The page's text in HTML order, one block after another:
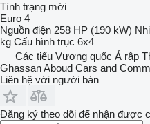
Tình trạng mới
Euro 4
Nguồn điện 258 HP (190 kW)
kg Cấu hình trục 6x4
Các tiểu Vương quốc Ả rập
Ghassan Aboud Cars and
Liên hệ với người bán
Đăng ký theo dõi để nhận được